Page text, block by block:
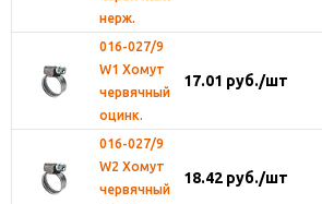
нерж.
016-027/9
W1 Хомут
червячный
оцинк.
17.01 руб./шт
016-027/9
W2 Хомут
червячный
18.42 руб./шт